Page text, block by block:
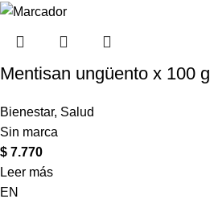
Mentisan ungüento x 100 g
Bienestar, Salud
Sin marca
$ 7.770
Leer más
EN